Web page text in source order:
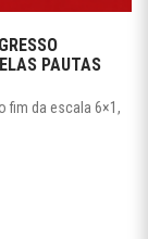
PAUTAS
fim da escala 6×1,